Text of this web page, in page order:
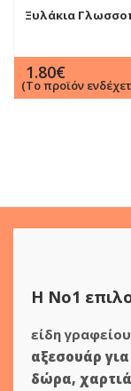
Ξυλάκια
1.80€
(Το προϊόν
Η Νο1
είδη γραφείου
αξεσουάρ
δώρα,